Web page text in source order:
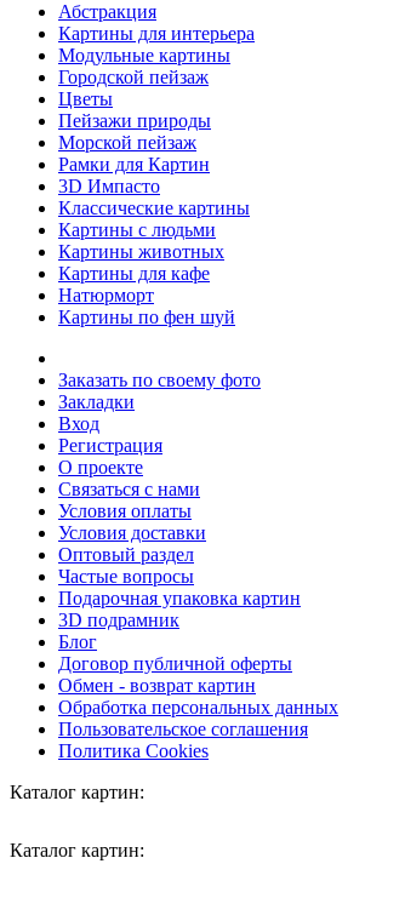
Абстракция
Картины для интерьера
Модульные картины
Городской пейзаж
Цветы
Пейзажи природы
Морской пейзаж
Рамки для Картин
3D Импасто
Классические картины
Картины с людьми
Картины животных
Картины для кафе
Натюрморт
Картины по фен шуй
Заказать по своему фото
Закладки
Вход
Регистрация
О проекте
Связаться с нами
Условия оплаты
Условия доставки
Оптовый раздел
Частые вопросы
Подарочная упаковка картин
3D подрамник
Блог
Договор публичной оферты
Обмен - возврат картин
Обработка персональных данных
Пользовательское соглашения
Политика Cookies
Каталог картин:
Каталог картин: